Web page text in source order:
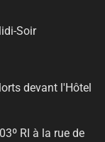
Soir
devant l'Hôtel
RI à la rue de